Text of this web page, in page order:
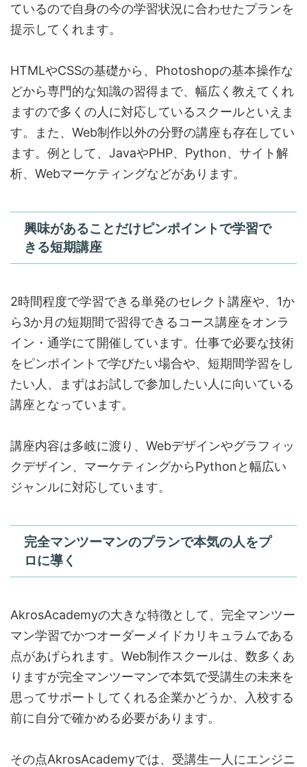
ているので自身の今の学習状況に合わせたプランを
提示してくれます。
HTMLやCSSの基礎から、Photoshopの基本操作な
どから専門的な知識の習得まで、幅広く教えてくれ
ますので多くの人に対応しているスクールといえま
す。また、Web制作以外の分野の講座も存在してい
ます。例として、JavaやPHP、Python、サイト解
析、Webマーケティングなどがあります。
興味があることだけピンポイントで学習で
きる短期講座
2時間程度で学習できる単発のセレクト講座や、1か
ら3か月の短期間で習得できるコース講座をオンラ
イン・通学にて開催しています。仕事で必要な技術
をピンポイントで学びたい場合や、短期間学習をし
たい人、まずはお試しで参加したい人に向いている
講座となっています。
講座内容は多岐に渡り、Webデザインやグラフィッ
クデザイン、マーケティングからPythonと幅広い
ジャンルに対応しています。
完全マンツーマンのプランで本気の人をプ
ロに導く
AkrosAcademyの大きな特徴として、完全マンツー
マン学習でかつオーダーメイドカリキュラムである
点があげられます。Web制作スクールは、数多くあ
りますが完全マンツーマンで本気で受講生の未来を
思ってサポートしてくれる企業かどうか、入校する
前に自分で確かめる必要があります。
その点AkrosAcademyでは、受講生一人にエンジニ